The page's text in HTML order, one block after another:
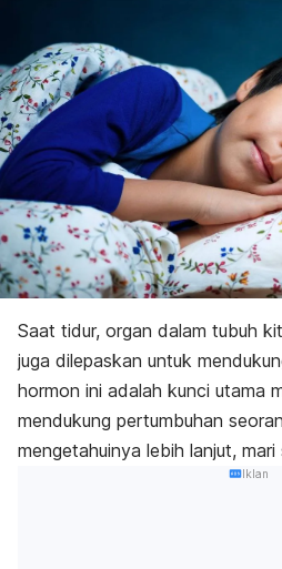
Saat tidur, organ dalam tubuh
juga dilepaskan untuk
hormon ini adalah kunci utama
mendukung pertumbuhan
mengetahuinya lebih lanjut,
Iklan